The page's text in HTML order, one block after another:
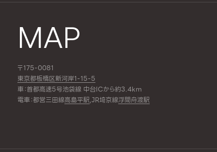
MAP
〒175-0081
東京都板橋区新河岸1-15-5
車：首都高速5号池袋線 中台ICから約3.4km
電車：都営三田線高島平駅,JR埼京線浮間舟渡駅